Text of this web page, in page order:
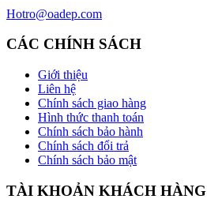
Hotro@oadep.com
CÁC CHÍNH SÁCH
Giới thiệu
Liên hệ
Chính sách giao hàng
Hình thức thanh toán
Chính sách bảo hành
Chính sách đổi trả
Chính sách bảo mật
TÀI KHOẢN KHÁCH HÀNG